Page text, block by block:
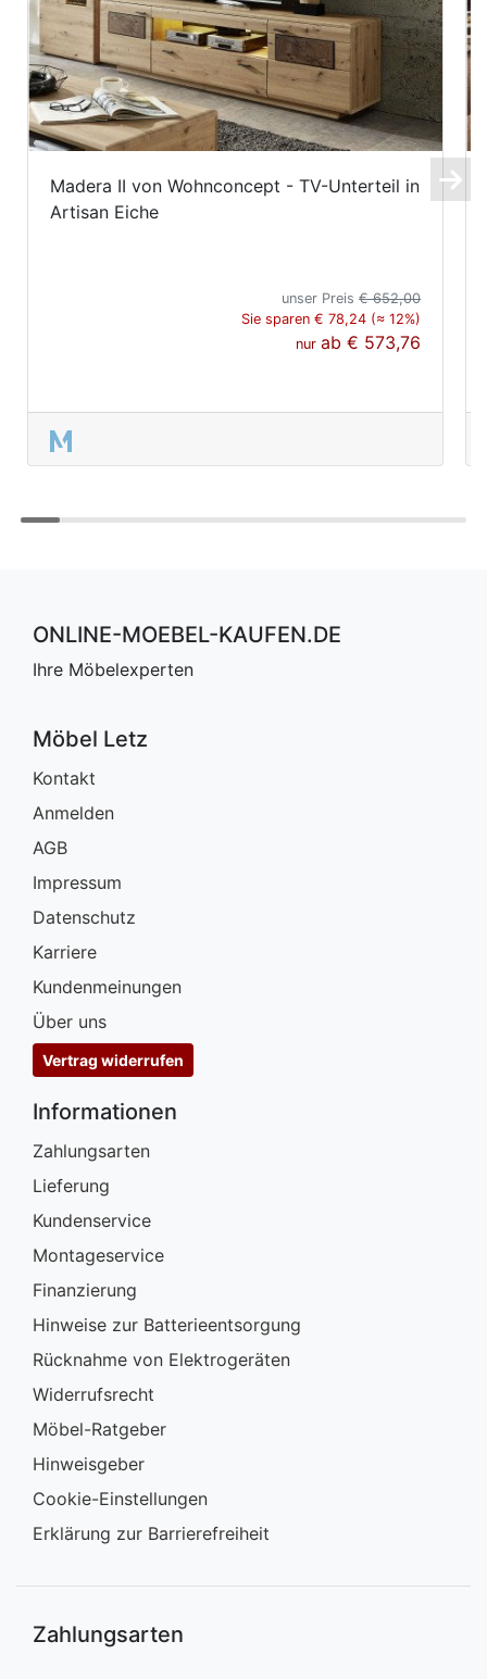
Madera II von Wohnconcept - TV-Unterteil in
Artisan Eiche
unser Preis€ 652,00
Sie sparen € 78,24 (≈ 12%)
nurab€ 573,76
ONLINE-MOEBEL-KAUFEN.DE
Ihre Möbelexperten
Möbel Letz
Kontakt
Anmelden
AGB
Impressum
Datenschutz
Karriere
Kundenmeinungen
Über uns
Vertrag widerrufen
Informationen
Zahlungsarten
Lieferung
Kundenservice
Montageservice
Finanzierung
Hinweise zur Batterieentsorgung
Rücknahme von Elektrogeräten
Widerrufsrecht
Möbel-Ratgeber
Hinweisgeber
Cookie-Einstellungen
Erklärung zur Barrierefreiheit
Zahlungsarten